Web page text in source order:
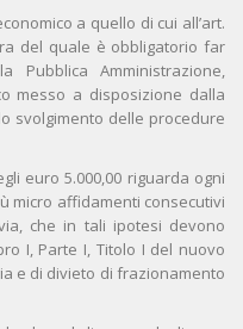
a quello di cui all’art.
del quale è obbligatorio far
Pubblica Amministrazione,
messo a disposizione dalla
svolgimento delle procedure
euro 5.000,00 riguarda ogni
micro affidamenti consecutivi
che in tali ipotesi devono
I, Parte I, Titolo I del nuovo
e di divieto di frazionamento